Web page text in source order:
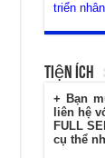
triển
Tiện Ích
+ Bạn
liên hệ
FULL
cụ thể